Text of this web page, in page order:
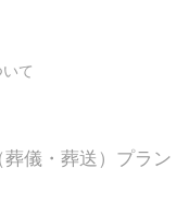
て
儀・葬送）プラン